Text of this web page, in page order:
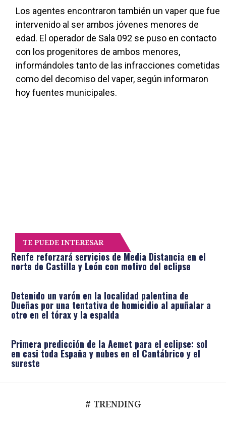
Los agentes encontraron también un vaper que fue
intervenido al ser ambos jóvenes menores de
edad. El operador de Sala 092 se puso en contacto
con los progenitores de ambos menores,
informándoles tanto de las infracciones cometidas
como del decomiso del vaper, según informaron
hoy fuentes municipales.
TE PUEDE INTERESAR
Renfe reforzará servicios de Media Distancia en el
norte de Castilla y León con motivo del eclipse
Detenido un varón en la localidad palentina de
Dueñas por una tentativa de homicidio al apuñalar a
otro en el tórax y la espalda
Primera predicción de la Aemet para el eclipse: sol
en casi toda España y nubes en el Cantábrico y el
sureste
# TRENDING